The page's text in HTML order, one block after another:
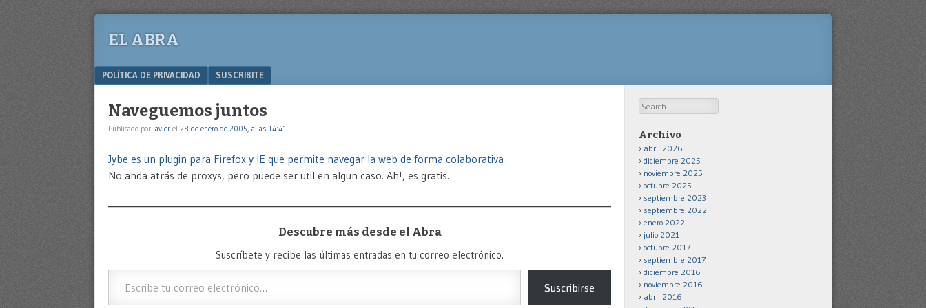
EL ABRA
Menu
SKIP TO CONTENT
POLÍTICA DE PRIVACIDAD SUSCRIBITE
Naveguemos juntos
Publicado por javier el 28 de enero de 2005, a las 14:41
Jybe es un plugin para Firefox y IE que permite navegar la web de forma colaborativa
No anda atrás de proxys, pero puede ser util en algun caso. Ah!, es gratis.
Descubre más desde el Abra
Suscríbete y recibe las últimas entradas en tu correo electrónico.
Escribe tu correo electrónico…
Suscribirse
Search
Archivo
abril 2026
diciembre 2025
noviembre 2025
octubre 2025
septiembre 2023
septiembre 2022
enero 2022
julio 2021
octubre 2017
septiembre 2017
diciembre 2016
noviembre 2016
abril 2016